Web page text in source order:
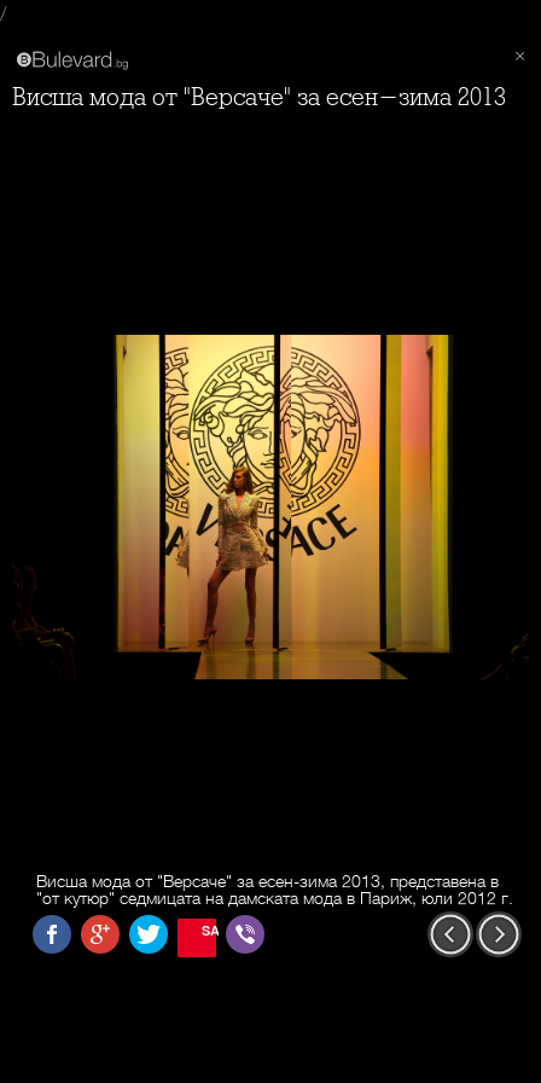
/
Висша мода от "Версаче" за есен-зима 2013
Висша мода от "Версаче" за есен-зима 2013, представена в
"от кутюр" седмицата на дамската мода в Париж, юли 2012 г.
SAVE